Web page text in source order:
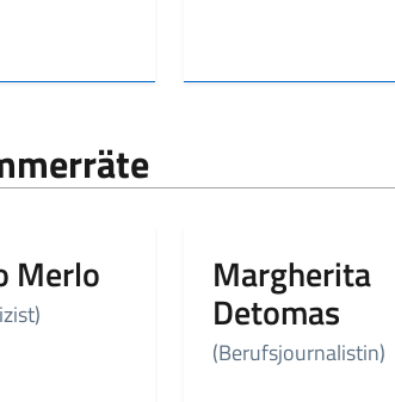
Merlo Margherita
Detomas
(Berufsjournalistin)